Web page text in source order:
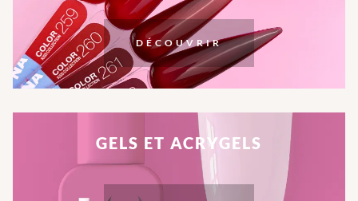
DÉCOUVRIR
GELS ET ACRYGELS